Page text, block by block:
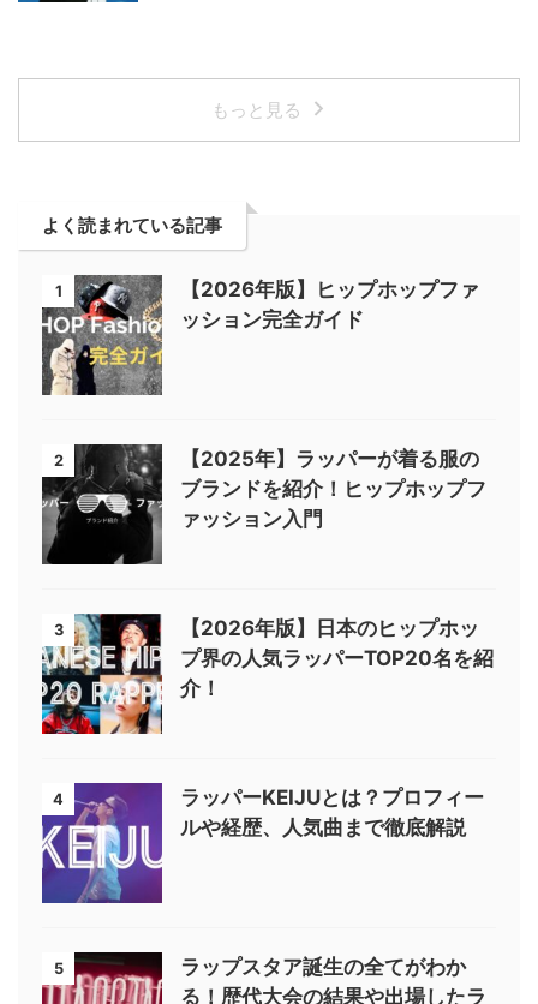
もっと見る
よく読まれている記事
1
【2026年版】ヒップホップファ
ッション完全ガイド
2
【2025年】ラッパーが着る服の
ブランドを紹介！ヒップホップフ
ァッション入門
3
【2026年版】日本のヒップホッ
プ界の人気ラッパーTOP20名を紹
介！
4
ラッパーKEIJUとは？プロフィー
ルや経歴、人気曲まで徹底解説
5
ラップスタア誕生の全てがわか
る！歴代大会の結果や出場したラ